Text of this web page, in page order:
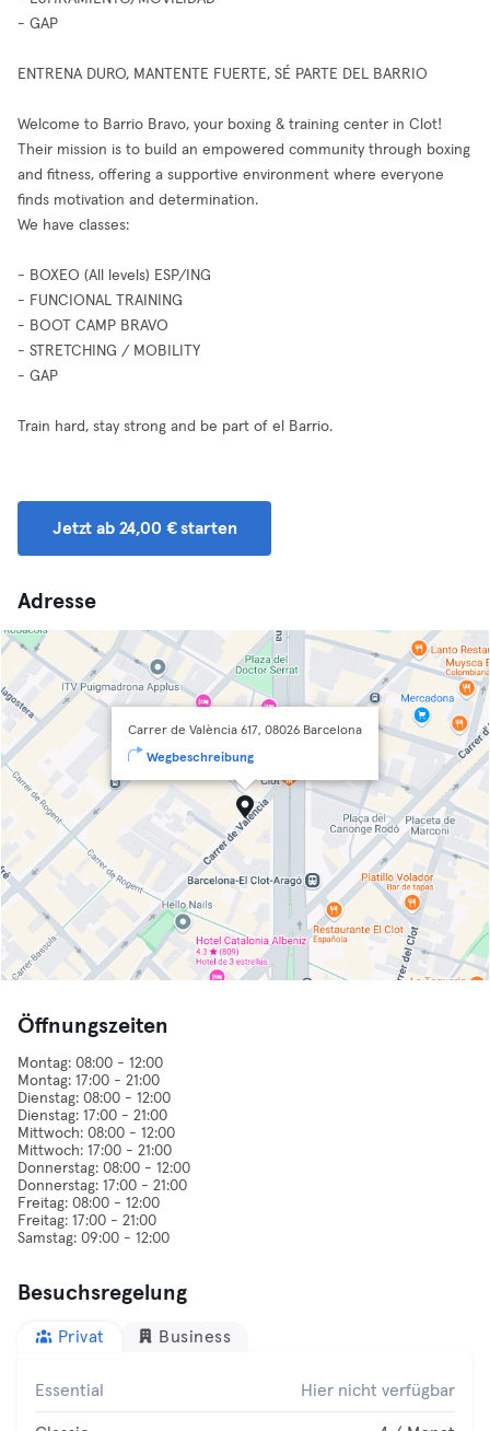
- GAP
ENTRENA DURO, MANTENTE FUERTE, SÉ PARTE DEL BARRIO
Welcome to Barrio Bravo, your boxing & training center in Clot!
Their mission is to build an empowered community through boxing
and fitness, offering a supportive environment where everyone
finds motivation and determination.
We have classes:
- BOXEO (All levels) ESP/ING
- FUNCIONAL TRAINING
- BOOT CAMP BRAVO
- STRETCHING / MOBILITY
- GAP
Train hard, stay strong and be part of el Barrio.
Jetzt ab 24,00 € starten
Adresse
Carrer de València 617, 08026 Barcelona
Wegbeschreibung
Öffnungszeiten
Montag: 08:00 - 12:00
Montag: 17:00 - 21:00
Dienstag: 08:00 - 12:00
Dienstag: 17:00 - 21:00
Mittwoch: 08:00 - 12:00
Mittwoch: 17:00 - 21:00
Donnerstag: 08:00 - 12:00
Donnerstag: 17:00 - 21:00
Freitag: 08:00 - 12:00
Freitag: 17:00 - 21:00
Besuchsregelung
Privat Business
Essential Hier nicht verfügbar